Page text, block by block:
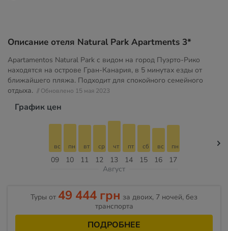
Описание отеля Natural Park Apartments 3*
Apartamentos Natural Park с видом на город Пуэрто-Рико
находятся на острове Гран-Канария, в 5 минутах езды от
ближайшего пляжа. Подходит для спокойного семейного
отдыха. // Обновлено 15 мая 2023
График цен
09
вс
10
пн
11
вт
12
ср
13
чт
14
пт
15
сб
16
вс
17
пн
Август
Туры от 49 444 грн за двоих, 7 ночей, без
транспорта
ПОДРОБНЕЕ